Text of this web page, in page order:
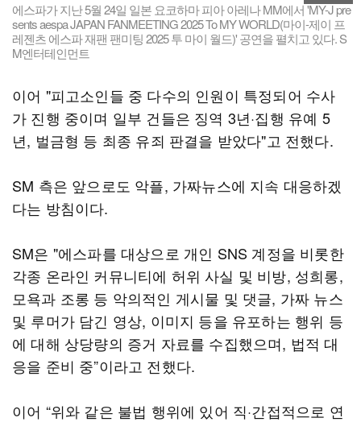
에스파가 지난 5월 24일 일본 요코하마 피아 아레나 MM에서 'MY-J pre
sents aespa JAPAN FANMEETING 2025 To MY WORLD(마이-제이 프
레젠츠 에스파 재팬 팬미팅 2025 투 마이 월드)' 공연을 펼치고 있다. S
M엔터테인먼트
이어 "피고소인들 중 다수의 인원이 특정되어 수사
가 진행 중이며 일부 건들은 징역 3년·집행 유예 5
년, 벌금형 등 최종 유죄 판결을 받았다"고 전했다.
SM 측은 앞으로도 악플, 가짜뉴스에 지속 대응하겠
다는 방침이다.
SM은 "에스파를 대상으로 개인 SNS 계정을 비롯한
각종 온라인 커뮤니티에 허위 사실 및 비방, 성희롱,
모욕과 조롱 등 악의적인 게시물 및 댓글, 가짜 뉴스
및 루머가 담긴 영상, 이미지 등을 유포하는 행위 등
에 대해 상당량의 증거 자료를 수집했으며, 법적 대
응을 준비 중”이라고 전했다.
이어 “위와 같은 불법 행위에 있어 직·간접적으로 연